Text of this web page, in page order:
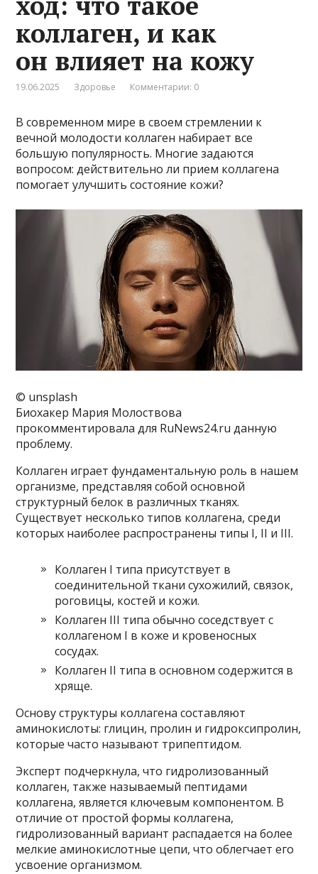
коллаген, и как
он влияет на кожу
19.06.2025 Здоровье Комментарии: 0
В современном мире в своем стремлении к
вечной молодости коллаген набирает все
большую популярность. Многие задаются
вопросом: действительно ли прием коллагена
помогает улучшить состояние кожи?
© unsplash
Биохакер Мария Молоствова
прокомментировала для RuNews24.ru данную
проблему.
Коллаген играет фундаментальную роль в нашем
организме, представляя собой основной
структурный белок в различных тканях.
Существует несколько типов коллагена, среди
которых наиболее распространены типы I, II и III.
Коллаген I типа присутствует в
соединительной ткани сухожилий, связок,
роговицы, костей и кожи.
Коллаген III типа обычно соседствует с
коллагеном I в коже и кровеносных
сосудах.
Коллаген II типа в основном содержится в
хряще.
Основу структуры коллагена составляют
аминокислоты: глицин, пролин и гидроксипролин,
которые часто называют трипептидом.
Эксперт подчеркнула, что гидролизованный
коллаген, также называемый пептидами
коллагена, является ключевым компонентом. В
отличие от простой формы коллагена,
гидролизованный вариант распадается на более
мелкие аминокислотные цепи, что облегчает его
усвоение организмом.